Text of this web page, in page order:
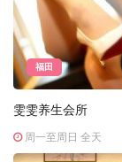
福田
雯雯养生会所
周一至周日 全天